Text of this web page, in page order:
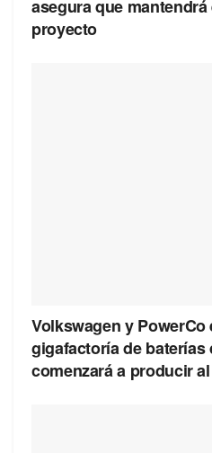
asegura que
proyecto
Volkswagen y
gigafactoría de baterías
comenzará a producir